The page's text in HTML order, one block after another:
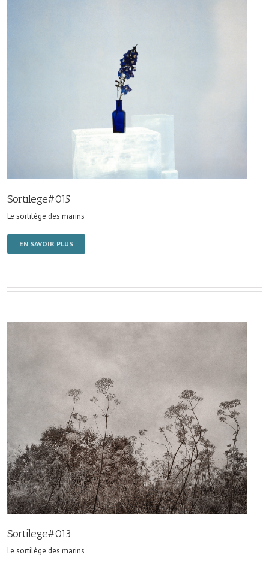
Sortilege#015
Le sortilège des marins
EN SAVOIR PLUS
Sortilege#013
Le sortilège des marins